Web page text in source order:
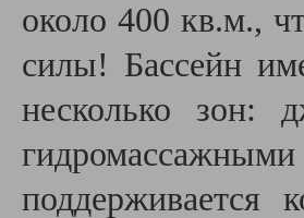
около 400 кв.м.,
силы! Бассейн
несколько зон:
поддерживается